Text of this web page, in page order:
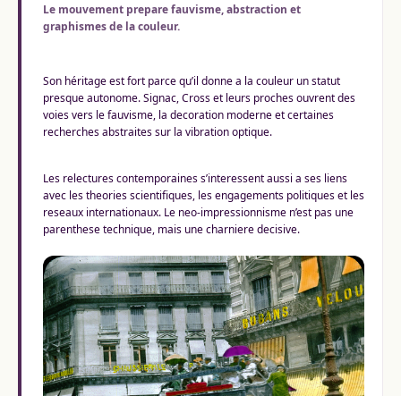
Le mouvement prepare fauvisme, abstraction et
graphismes de la couleur.
Son héritage est fort parce qu’il donne a la couleur un statut
presque autonome. Signac, Cross et leurs proches ouvrent des
voies vers le fauvisme, la decoration moderne et certaines
recherches abstraites sur la vibration optique.
Les relectures contemporaines s’interessent aussi a ses liens
avec les theories scientifiques, les engagements politiques et les
reseaux internationaux. Le neo-impressionnisme n’est pas une
parenthese technique, mais une charniere decisive.